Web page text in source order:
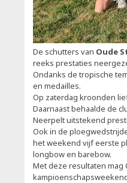
De schutters van Oude
reeks prestaties
Ondanks de tropische
en medailles.
Op zaterdag kroonden
Daarnaast behaalde de
Neerpelt uitstekend
Ook in de
het weekend vijf eerste
longbow en barebow.
Met deze resultaten